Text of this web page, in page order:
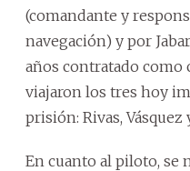
(comandante y
navegación) y por
años contratado como
viajaron los tres hoy
prisión: Rivas, Vásquez
En cuanto al piloto, se